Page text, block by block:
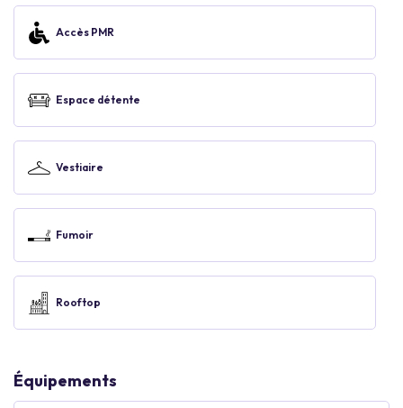
Accès PMR
Espace détente
Vestiaire
Fumoir
Rooftop
Équipements